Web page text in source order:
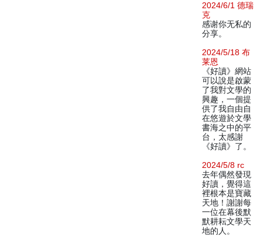
2024/6/1 德瑞
克
感谢你无私的
分享。
2024/5/18 布
莱恩
《好讀》網站
可以說是啟蒙
了我對文學的
興趣，一個提
供了我自由自
在悠遊於文學
書海之中的平
台，太感謝
《好讀》了。
2024/5/8 rc
去年偶然發現
好讀，覺得這
裡根本是寶藏
天地！謝謝每
一位在幕後默
默耕耘文學天
地的人。